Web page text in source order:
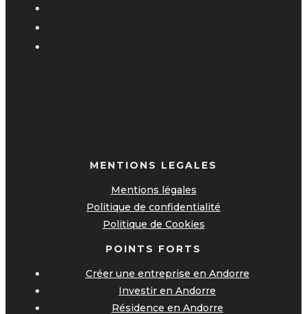
MENTIONS LEGALES
Mentions légales
Politique de confidentialité
Politique de Cookies
POINTS FORTS
Créer une entreprise en Andorre
Investir en Andorre
Résidence en Andorre